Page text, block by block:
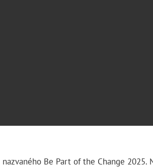
Be Part of the Change 2025.